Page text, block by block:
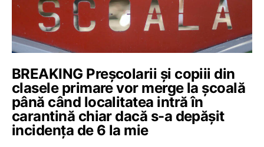
BREAKING Preșcolarii și copiii din
clasele primare vor merge la școală
până când localitatea intră în
carantină chiar dacă s-a depășit
incidența de 6 la mie